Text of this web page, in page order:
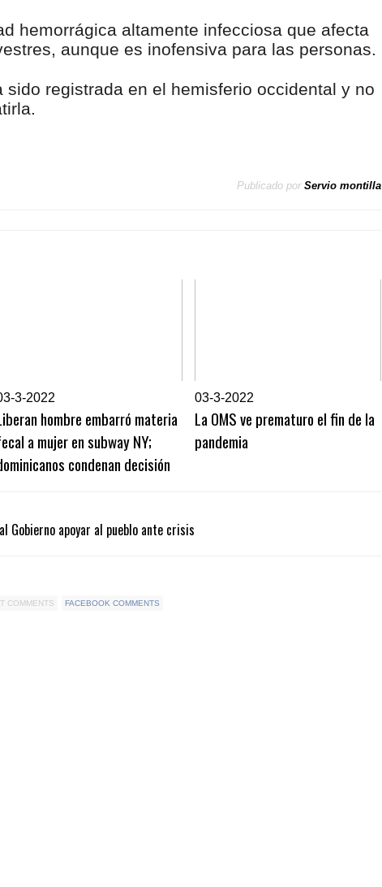
hemorrágica altamente infecciosa que afecta
aunque es inofensiva para las personas.
sido registrada en el hemisferio occidental y no
Publicado por Servio montilla
3-3-2022
hombre embarró materia
a mujer en subway NY;
condenan decisión
03-3-2022
La OMS ve prematuro el fin de la
pandemia
Gobierno apoyar al pueblo ante crisis
COMMENTS FACEBOOK COMMENTS